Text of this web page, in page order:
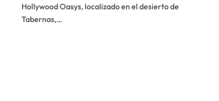
Hollywood Oasys, localizado en el desierto de
Tabernas,…